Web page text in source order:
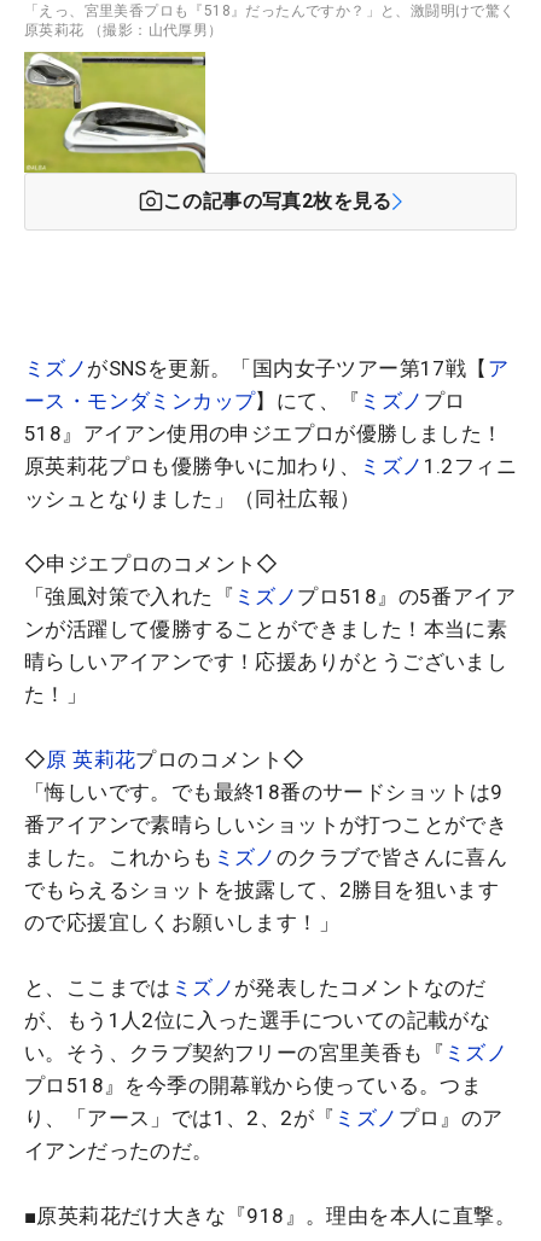
「えっ、宮里美香プロも『518』だったんですか？」と、激闘明けで驚く
原英莉花 （撮影：山代厚男）
この記事の写真2枚を見る
ミズノ がSNSを更新。「国内女子ツアー第17戦【 ア
ース・モンダミンカップ】にて、『 ミズノ プロ
518』アイアン使用の申ジエプロが優勝しました！
原英莉花プロも優勝争いに加わり、
ミズノ 1.2フィニ
ッシュとなりました」（同社広報）
◇申ジエプロのコメント◇
「強風対策で入れた『 ミズノ プロ518』の5番アイア
ンが活躍して優勝することができました！本当に素
晴らしいアイアンです！応援ありがとうございまし
た！」
◇原 英莉花プロのコメント◇
「悔しいです。でも最終18番のサードショットは9
番アイアンで素晴らしいショットが打つことができ
ました。これからも ミズノ のクラブで皆さんに喜ん
でもらえるショットを披露して、2勝目を狙います
ので応援宜しくお願いします！」
と、ここまでは ミズノ が発表したコメントなのだ
が、もう1人2位に入った選手についての記載がな
い。そう、クラブ契約フリーの宮里美香も『 ミズノ
プロ518』を今季の開幕戦から使っている。つま
り、「アース」では1、2、2が『 ミズノ プロ』のア
イアンだったのだ。
■原英莉花だけ大きな『918』。理由を本人に直撃。